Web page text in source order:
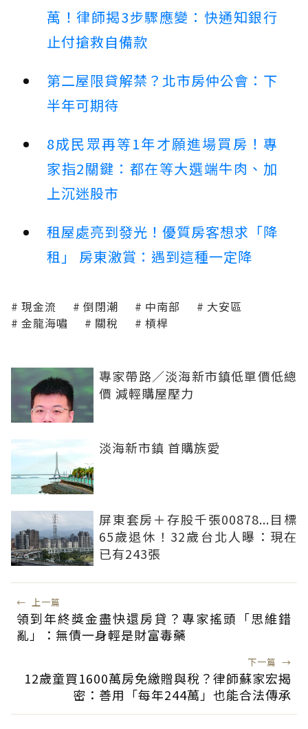
萬！律師揭3步驟應變：快通知銀行
止付搶救自備款
第二屋限貸解禁？北市房仲公會：下
半年可期待
8成民眾再等1年才願進場買房！專
家指2關鍵：都在等大選端牛肉、加
上沉迷股市
租屋處亮到發光！優質房客想求「降
租」 房東激賞：遇到這種一定降
現金流 倒閉潮 中南部
大安區
金龍海嘯
關稅 槓桿
專家帶路／淡海新市鎮低單價低總
價 減輕購屋壓力
淡海新市鎮 首購族愛
屏東套房＋存股千張00878...目標
65歲退休！32歲台北人曝：現在
已有243張
← 上一篇
領到年終獎金盡快還房貸？專家搖頭「思維錯
亂」：無債一身輕是財富毒藥
下一篇 →
12歲童買1600萬房免繳贈與稅？律師蘇家宏揭
密：善用「每年244萬」也能合法傳承